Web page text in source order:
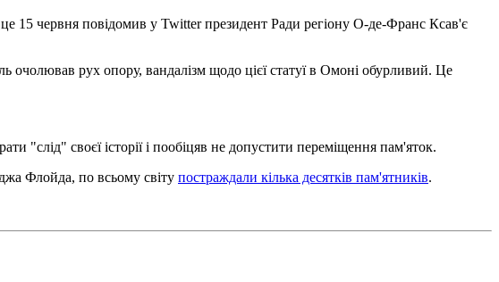
15 червня повідомив у Twitter президент Ради регіону О-де-Франс Ксав'є
очолював рух опору, вандалізм щодо цієї статуї в Омоні обурливий. Це
"слід" своєї історії і пообіцяв не допустити переміщення пам'яток.
Флойда, по всьому світу постраждали кілька десятків пам'ятників.